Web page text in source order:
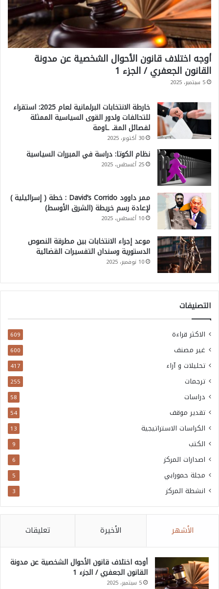
أوجه اختلاف قانون الأحوال الشخصية عن مدونة
القانون الجعفري / الجزء 1
5 سبتمبر، 2025
خارطة الانتخابات البرلمانية لعام 2025: استقراء
للتحالفات ولدور القوى السياسية الممثلة
لفصائل المقـ ـاومة
30 أكتوبر، 2025
نظام الكوتا: دراسة في المبررات السياسية
25 أغسطس، 2025
ممر داوود David’s Corrido : خطة ( إسرائيلية )
لإعادة رسم خريطة (الشرق الأوسط)
10 أغسطس، 2025
موعد إجراء الانتخابات بين مطرقة النصوص
الدستورية وسندان التفسيرات القضائية
10 نوفمبر، 2025
التصنيفات
الاكثر قراءة 609
غير مصنف 600
تحليلات و آراء 417
ترجمات 255
دراسات 58
تقدير موقف 54
الكراسات الاستراتيجية 13
الكتب 9
اصدارات المركز 6
مجلة حمورابي 5
انشطة المركز 3
الأشهر الأخيرة تعليقات
أوجه اختلاف قانون الأحوال الشخصية عن مدونة
القانون الجعفري / الجزء 1
5 سبتمبر، 2025